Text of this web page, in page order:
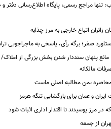
تنها مراجع رسمی، پایگاه اطلاع‌رسانی دفتر
زائران اتباع خارجی به مرز چذابه
صفر؛ برگه رأی، پاسخی به ماجراجویی
مانع پنهان سنددار شدن بخش بزرگی از
مالکانه
محاصره یمن مطالبه اصلی ماست
ایران و عمان برای بازگشایی تنگه هرمز
مرز پوسیدند تا اقتدار اداری اثبات شود
از جمعه